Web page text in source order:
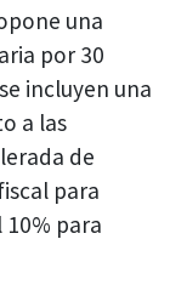
una
por 30
incluyen una
a las
de
para
10% para